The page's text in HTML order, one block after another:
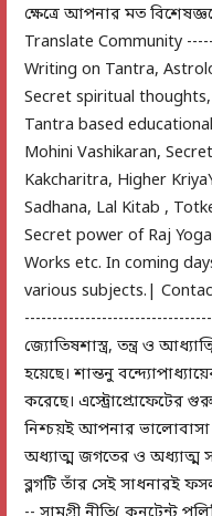
ক্ষেত্রে আপনার মত
Translate Community
Writing on Tantra,
Secret spiritual
Tantra based
Mohini Vashikaran,
Kakcharitra, Higher
Sadhana, Lal Kitab ,
Secret power of Raj
Works etc. In coming
various subjects.|
জ্যোতিষশাস্ত্র, তন্ত্র ও
হয়েছে। শান্তনু
করেছে। এস্ট্রোপ্রোফেটের
নিশ্চয়ই আপনার ভালোবাসা
অধ্যাত্ম জগতের ও অধ্যাত্ম
ব্লগটি তাঁর সেই সাধনারই